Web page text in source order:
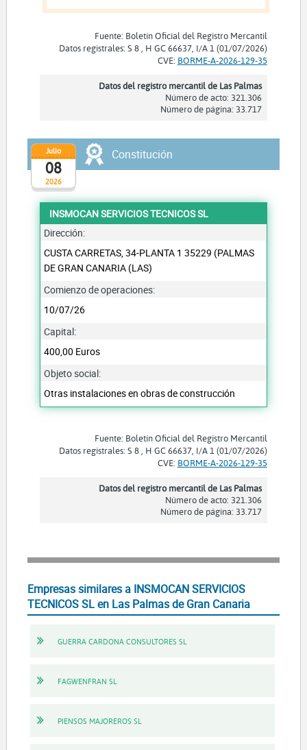
Fuente: Boletín Oficial del Registro Mercantil
Datos registrales: S 8 , H GC 66637, I/A 1 (01/07/2026)
CVE: BORME-A-2026-129-35
Datos del registro mercantil de Las Palmas
Número de acto: 321.306
Número de página: 33.717
2026
Julio
08
Constitución
INSMOCAN SERVICIOS TECNICOS SL
Dirección:
CUSTA CARRETAS, 34-PLANTA 1 35229 (PALMAS
DE GRAN CANARIA (LAS)
Comienzo de operaciones:
10/07/26
Capital:
400,00 Euros
Objeto social:
Otras instalaciones en obras de construcción
Fuente: Boletín Oficial del Registro Mercantil
Datos registrales: S 8 , H GC 66637, I/A 1 (01/07/2026)
CVE: BORME-A-2026-129-35
Datos del registro mercantil de Las Palmas
Número de acto: 321.306
Número de página: 33.717
Empresas similares a INSMOCAN SERVICIOS
TECNICOS SL en Las Palmas de Gran Canaria
GUERRA CARDONA CONSULTORES SL
FAGWENFRAN SL
PIENSOS MAJOREROS SL